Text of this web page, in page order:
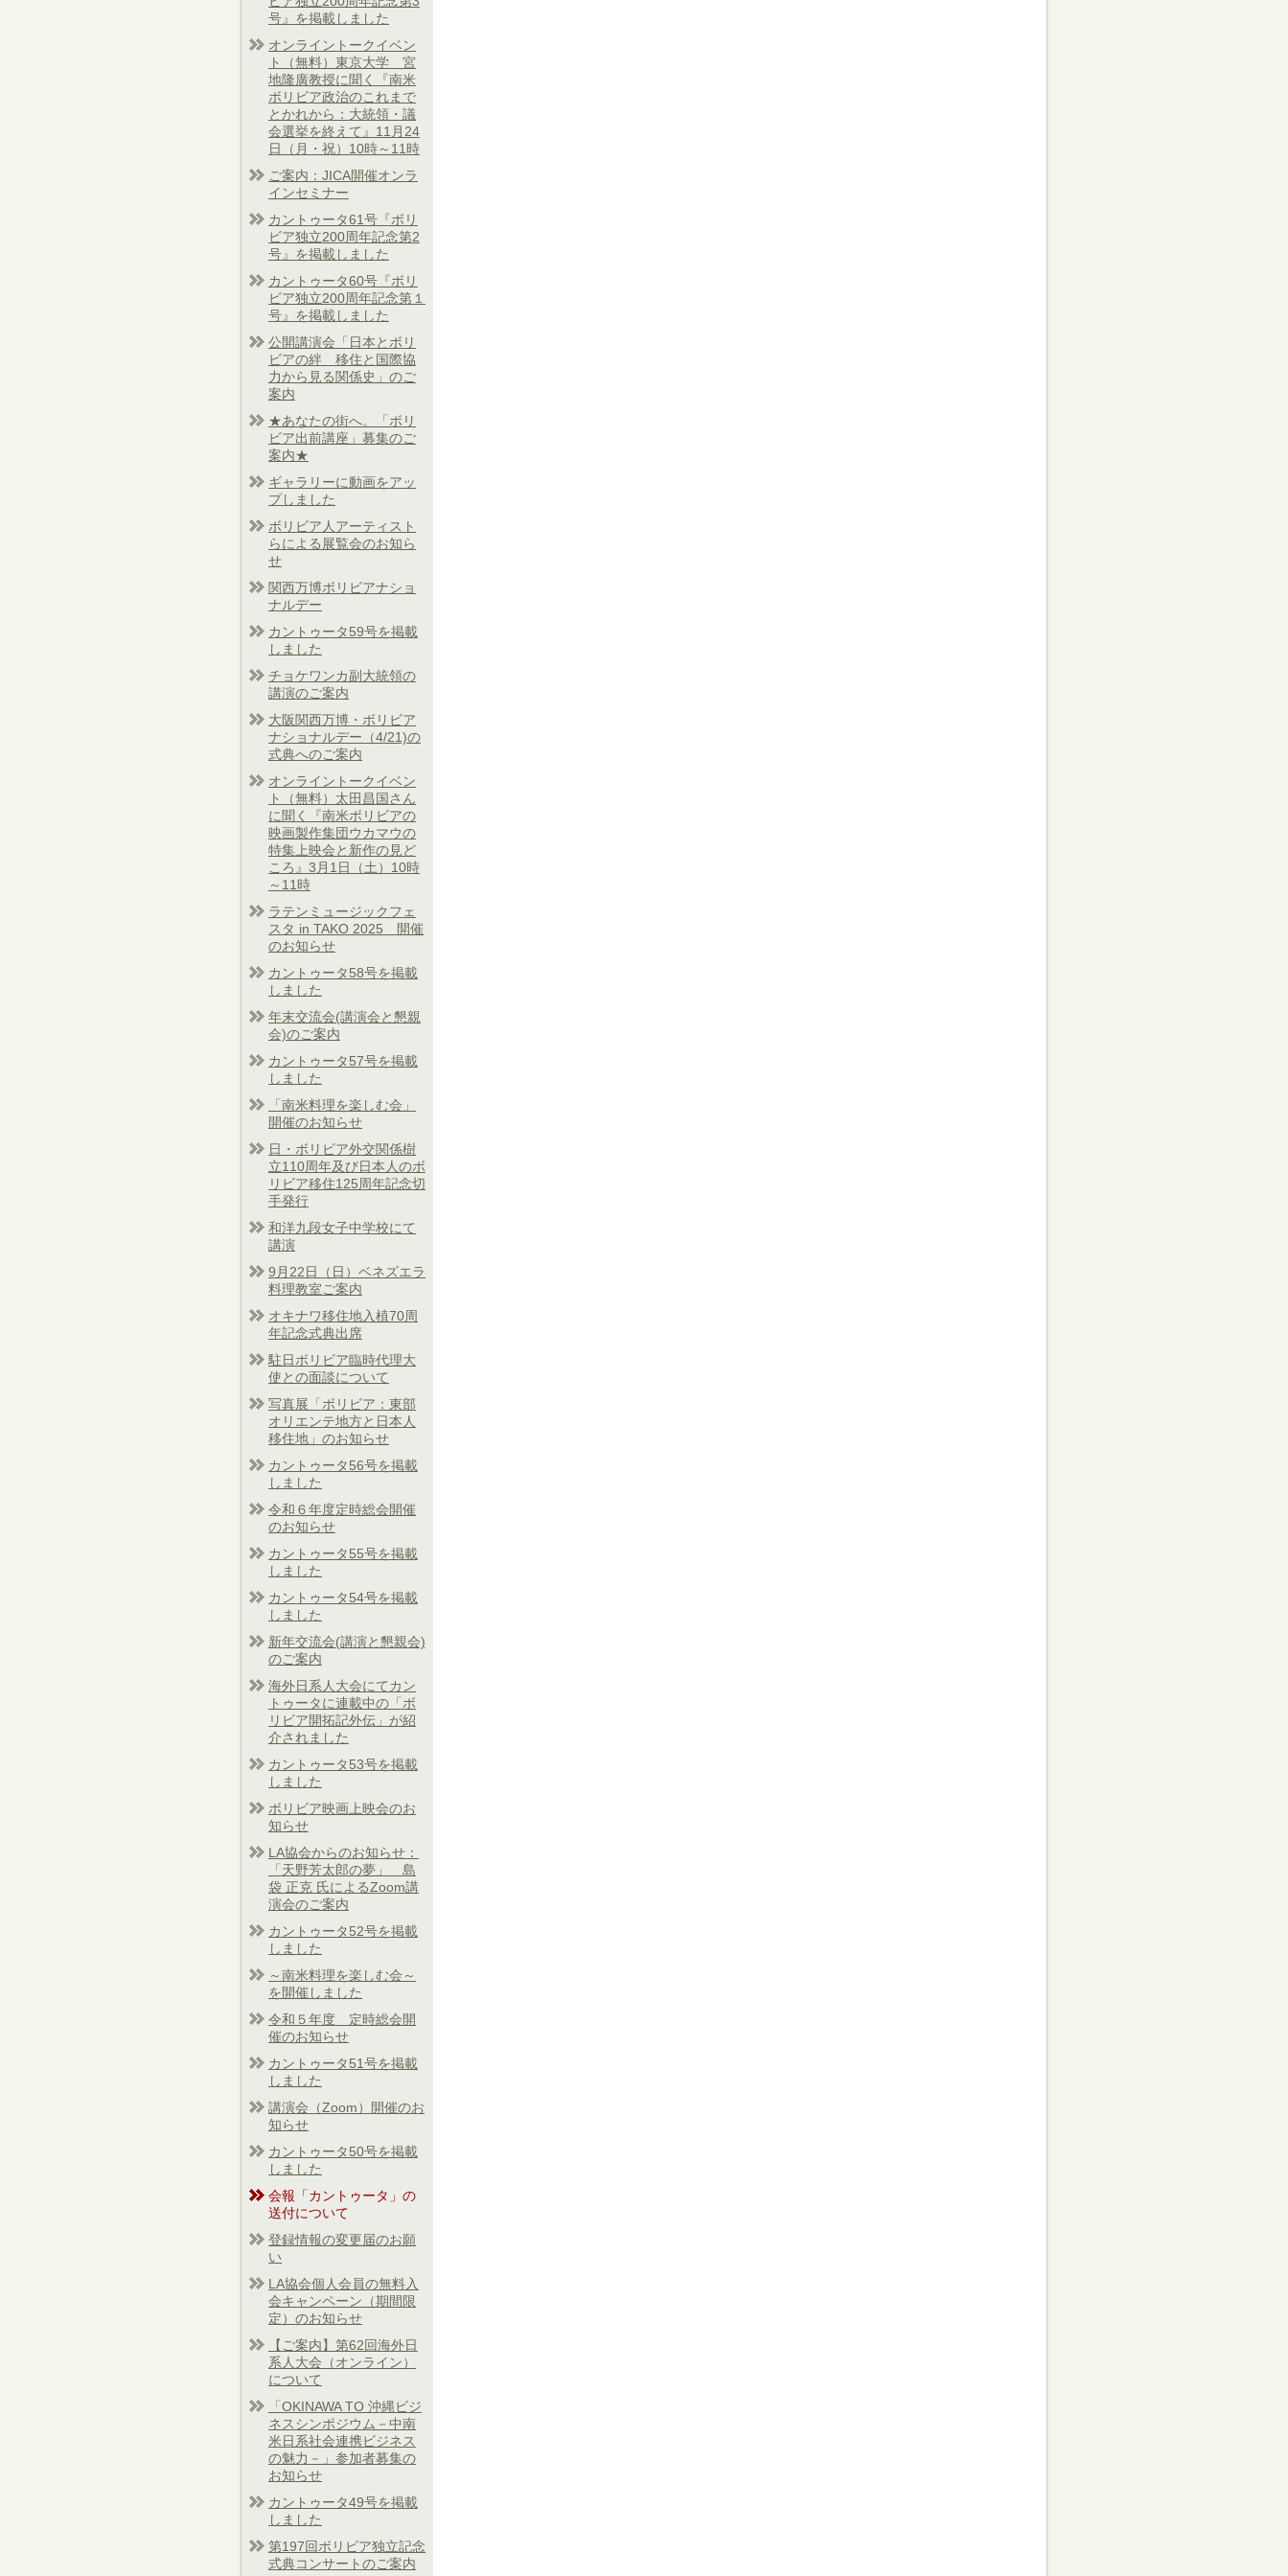
号』を掲載しました
オンライントークイベン
ト（無料）東京大学 宮
地隆廣教授に聞く『南米
ボリビア政治のこれまで
とかれから：大統領・議
会選挙を終えて』11月24
日（月・祝）10時～11時
ご案内：JICA開催オンラ
インセミナー
カントゥータ61号『ボリ
ビア独立200周年記念第2
号』を掲載しました
カントゥータ60号『ボリ
ビア独立200周年記念第１
号』を掲載しました
公開講演会「日本とボリ
ビアの絆 移住と国際協
力から見る関係史」のご
案内
★あなたの街へ。「ボリ
ビア出前講座」募集のご
案内★
ギャラリーに動画をアッ
プしました
ボリビア人アーティスト
らによる展覧会のお知ら
せ
関西万博ボリビアナショ
ナルデー
カントゥータ59号を掲載
しました
チョケワンカ副大統領の
講演のご案内
大阪関西万博・ボリビア
ナショナルデー（4/21)の
式典へのご案内
オンライントークイベン
ト（無料）太田昌国さん
に聞く『南米ボリビアの
映画製作集団ウカマウの
特集上映会と新作の見ど
ころ』3月1日（土）10時
～11時
ラテンミュージックフェ
スタ in TAKO 2025 開催
のお知らせ
カントゥータ58号を掲載
しました
年末交流会(講演会と懇親
会)のご案内
カントゥータ57号を掲載
しました
「南米料理を楽しむ会」
開催のお知らせ
日・ボリビア外交関係樹
立110周年及び日本人のボ
リビア移住125周年記念切
手発行
和洋九段女子中学校にて
講演
9月22日（日）ベネズエラ
料理教室ご案内
オキナワ移住地入植70周
年記念式典出席
駐日ボリビア臨時代理大
使との面談について
写真展「ボリビア：東部
オリエンテ地方と日本人
移住地」のお知らせ
カントゥータ56号を掲載
しました
令和６年度定時総会開催
のお知らせ
カントゥータ55号を掲載
しました
カントゥータ54号を掲載
しました
新年交流会(講演と懇親会)
のご案内
海外日系人大会にてカン
トゥータに連載中の「ボ
リビア開拓記外伝」が紹
介されました
カントゥータ53号を掲載
しました
ボリビア映画上映会のお
知らせ
LA協会からのお知らせ：
「天野芳太郎の夢」 島
袋 正克 氏によるZoom講
演会のご案内
カントゥータ52号を掲載
しました
～南米料理を楽しむ会～
を開催しました
令和５年度 定時総会開
催のお知らせ
カントゥータ51号を掲載
しました
講演会（Zoom）開催のお
知らせ
カントゥータ50号を掲載
しました
会報「カントゥータ」の
送付について
登録情報の変更届のお願
い
LA協会個人会員の無料入
会キャンペーン（期間限
定）のお知らせ
【ご案内】第62回海外日
系人大会（オンライン）
について
「OKINAWA TO 沖縄ビジ
ネスシンポジウム－中南
米日系社会連携ビジネス
の魅力－」参加者募集の
お知らせ
カントゥータ49号を掲載
しました
第197回ボリビア独立記念
式典コンサートのご案内